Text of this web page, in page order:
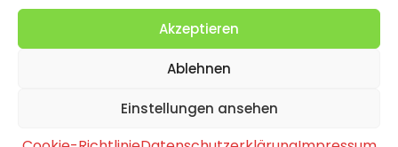
Akzeptieren
Ablehnen
Einstellungen ansehen